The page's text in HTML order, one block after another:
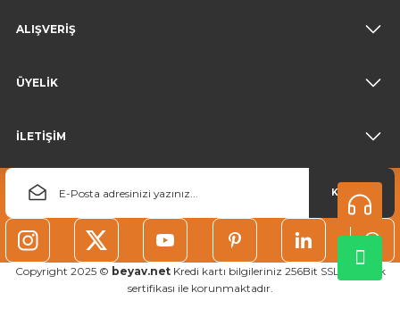
ALIŞVERİŞ
ÜYELİK
İLETİŞİM
KAYDOL
Copyright 2025 © beyav.netKredi kartı bilgileriniz 256Bit SSL güvenlik
sertifikası ile korunmaktadır.